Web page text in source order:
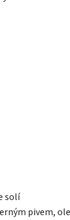
solí
pivem,